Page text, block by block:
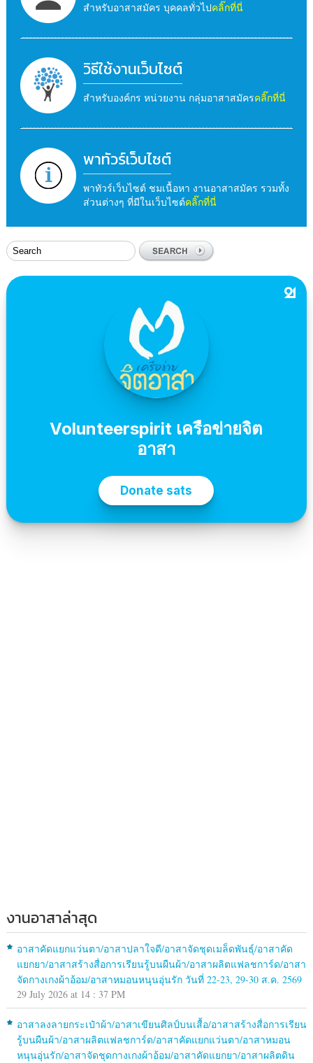
สำหรับอาสาสมัคร บุคคลทั่วไปคลิ๊กที่นี่
วิธีใช้งานเว็บไซต์
สำหรับองค์กร หน่วยงาน กลุ่มอาสาสมัครคลิ๊กที่นี่
พาทัวร์เว็บไซต์
พาทัวร์เว็บไซต์ ชมเนื้อหา งานอาสาสมัคร รวมทั้ง
ส่วนต่างๆ ที่มีในเว็บไซต์คลิ๊กที่นี่
งานอาสาล่าสุด
อาสาคัดแยกแว่นตา/อาสาปลาใจดี/อาสาจัดชุดเมล็ดพันธุ์/อาสาคัด
แยกยา/อาสาสร้างสื่อการเรียนรู้บนผืนผ้า/อาสาผลิตแฟลชการ์ด/อาสา
จัดกางเกงผ้าอ้อม/อาสาหมอนหนุนอุ่นรัก วันที่ 22-23, 29-30 ส.ค. 2569
29 July 2026 at 14 : 37 PM
อาสาลงลายกระเป๋าผ้า/อาสาเขียนศิลป์บนเสื้อ/อาสาสร้างสื่อการเรียน
รู้บนผืนผ้า/อาสาผลิตแฟลชการ์ด/อาสาคัดแยกแว่นตา/อาสาหมอน
หนุนอุ่นรัก/อาสาจัดชุดกางเกงผ้าอ้อม/อาสาคัดแยกยา/อาสาผลิตดิน